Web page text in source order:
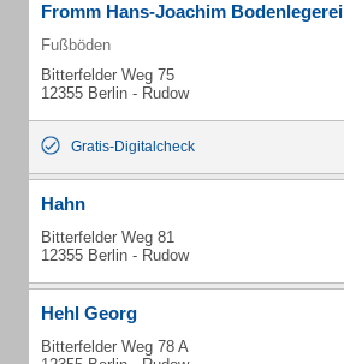
Fromm Hans-Joachim Bodenlegerei
Fußböden
Bitterfelder Weg 75
12355 Berlin - Rudow
Gratis-Digitalcheck
Hahn
Bitterfelder Weg 81
12355 Berlin - Rudow
Hehl Georg
Bitterfelder Weg 78 A